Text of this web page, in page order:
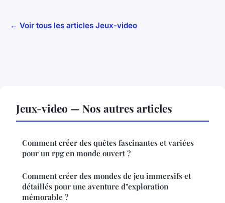
← Voir tous les articles Jeux-video
Jeux-video — Nos autres articles
Comment créer des quêtes fascinantes et variées
pour un rpg en monde ouvert ?
Comment créer des mondes de jeu immersifs et
détaillés pour une aventure d"exploration
mémorable ?